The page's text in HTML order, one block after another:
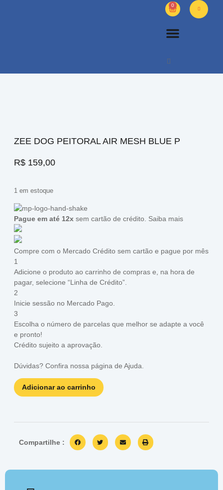
0
ZEE DOG PEITORAL AIR MESH BLUE P
R$ 159,00
1 em estoque
Pague em até 12x sem cartão de crédito. Saiba mais
Compre com o Mercado Crédito sem cartão e pague por mês
1
Adicione o produto ao carrinho de compras e, na hora de
pagar, selecione “Linha de Crédito”.
2
Inicie sessão no Mercado Pago.
3
Escolha o número de parcelas que melhor se adapte a você
e pronto!
Crédito sujeito a aprovação.
Dúvidas? Confira nossa página de Ajuda
Adicionar ao carrinho
Compartilhe :